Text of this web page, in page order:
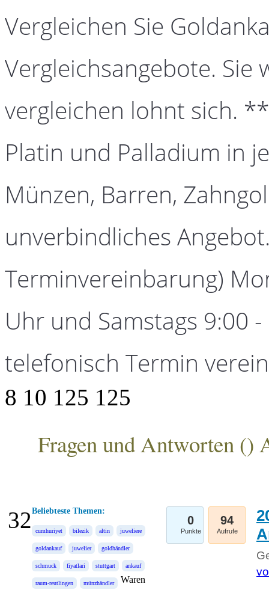
Vergleichen Sie
Vergleichsangebote. Sie
vergleichen lohnt sich.
Platin und Palladium in
Münzen, Barren,
unverbindliches
Terminvereinbarung)
Uhr und Samstags 9:00
telefonisch Termin
8 10 125 125
Fragen und Antworten ()
Beliebteste Themen:
cumhuriyet bilezik altin juweliere
goldankauf juwelier goldhändler
schmuck fiyatlari stuttgart ankauf
raum-reutlingen münzhändler Waren
0
Punkte
94
Aufrufe
32